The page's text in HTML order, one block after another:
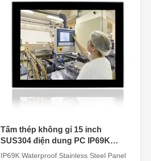
Tấm thép không gỉ 15 inch
SUS304 điện dung PC IP69K
Chống thấm nước
IP69K Waterproof Stainless Steel Panel